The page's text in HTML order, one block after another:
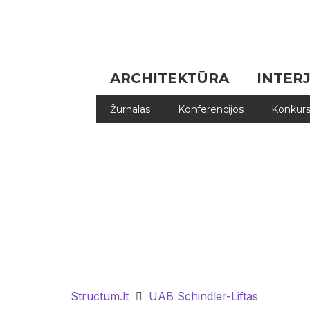
ARCHITEKTŪRA
Žurnalas Konferencijos
Structum.lt UAB Schindler-Liftas